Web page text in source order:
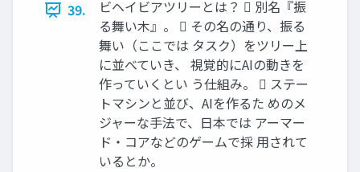
39.
ビヘイビアツリーとは？  別名『振
る舞い木』。  その名の通り、振る
舞い（ここでは タスク）をツリー上
に並べていき、 視覚的にAIの動きを
作っていくとい う仕組み。  ステー
トマシンと並び、AIを作るた めのメ
ジャーな手法で、日本では アーマー
ド・コアなどのゲームで採 用されて
いるとか。